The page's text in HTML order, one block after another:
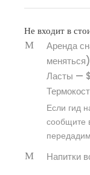
Не входит в
Аренда
Ласты —
Если гид
сообщите
Напитки